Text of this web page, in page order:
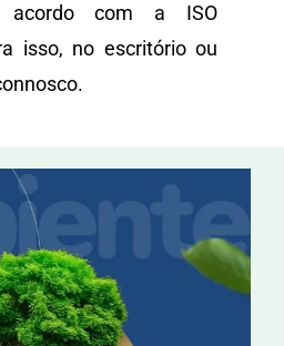
acordo com a ISO
isso, no escritório ou